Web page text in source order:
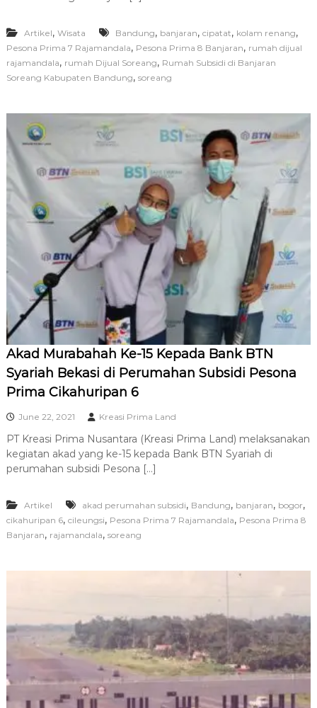
Artikel, Wisata Bandung, banjaran, cipatat, kolam renang,
Pesona Prima 7 Rajamandala, Pesona Prima 8 Banjaran, rumah dijual
rajamandala, rumah Dijual Soreang, Rumah Subsidi di Banjaran
Soreang Kabupaten Bandung, soreang
Akad Murabahah Ke-15 Kepada Bank BTN
Syariah Bekasi di Perumahan Subsidi Pesona
Prima Cikahuripan 6
June 22, 2021 Kreasi Prima Land
PT Kreasi Prima Nusantara (Kreasi Prima Land) melaksanakan
kegiatan akad yang ke-15 kepada Bank BTN Syariah di
perumahan subsidi Pesona […]
Artikel akad perumahan subsidi, Bandung, banjaran, bogor,
cikahuripan 6, cileungsi, Pesona Prima 7 Rajamandala, Pesona Prima 8
Banjaran, rajamandala, soreang